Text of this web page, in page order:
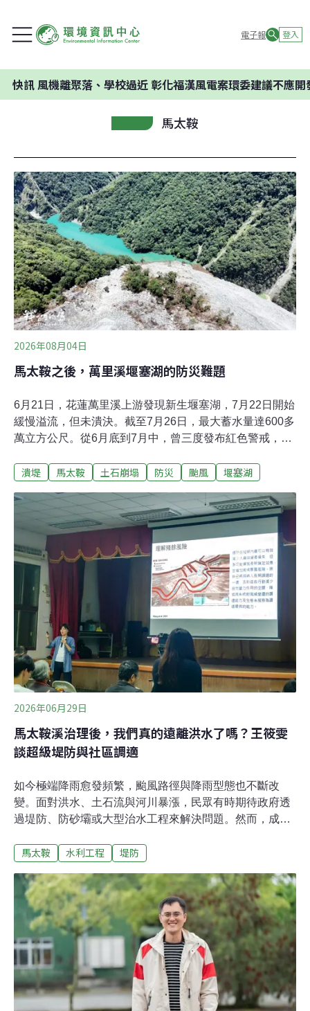
電子報 登入
離聚落、學校過近 彰化福漢風電案環委建議不應開發
馬太鞍
2026年08月04日
馬太鞍之後，萬里溪堰塞湖的防災難題
6月21日，花蓮萬里溪上游發現新生堰塞湖，7月22日開始
緩慢溢流，但未潰決。截至7月26日，最大蓄水量達600多
萬立方公尺。從6月底到7月中，曾三度發布紅色警戒，居
然災害，對防災決策與風險溝通帶來哪些難題？萬里溪堰
颱風米克拉接近台灣，預估將在東部帶來豪雨，花蓮縣萬
榮鄉與鳳林鎮的鄉公所職員與員警，忙著挨家挨戶確認保
全戶居民是否已經撤離。這場撤離行動，不只是因為颱
風。仔細一看，不少住家都被貼上「萬里溪堰塞湖保全
戶」的告示，因為就在四天前的6月21日，林保署航遙測
分署，在萬里溪發現一處約45公頃的崩塌地阻塞河道，形
成堰塞湖。陽明交通大學防災與水環境研究中心助理研究
員李國維指出，萬里溪過去就曾多次出現堰塞湖，只是這
次規模較大，「因為這裡的特性就是，它的峽谷非常陡峭
狹窄，像V形，岩石葉理又比較垂直，
潰堤 馬太鞍 土石崩塌 防災 颱風 堰塞湖
2026年06月29日
馬太鞍溪治理後，我們真的遠離洪水了嗎？王筱雯
談超級堤防與社區調適
如今極端降雨愈發頻繁，颱風路徑與降雨型態也不斷改
變。面對洪水、土石流與河川暴漲，民眾有時期待政府透
過堤防、防砂壩或大型治水工程來解決問題。然而，成功
須重新思考「安全」究竟是什麼。從殘餘風險看防災新思
域的跨部落阿美族青年所組織）、地球公民基金會，在花
蓮光復鄉的大華活動中心邀請成大防災中心的王筱雯教授
以「堰塞湖溢流後的馬太鞍溪安全嗎？蓋了堤防就沒問
題？」為題做演講，以回應馬太鞍溪的重建工作。她指
出，傳統工程治理最大的迷思，在於人們習慣把風險視為
可以被完全消除的對象。但實際上，即使完成各種防洪設
施後，仍然存在無法消除的風險，這就是所謂的殘餘風險
（Residual Risk）。王筱雯以堤防為例說明，任何工程都
馬太鞍 水利工程 堤防